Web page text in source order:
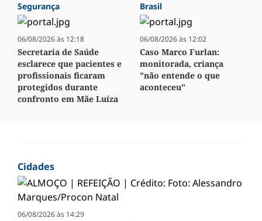
Segurança
06/08/2026 às 12:18
Secretaria de Saúde
esclarece que pacientes e
profissionais ficaram
protegidos durante
confronto em Mãe Luíza
Brasil
06/08/2026 às 12:02
Caso Marco Furlan:
monitorada, criança
"não entende o que
aconteceu"
Cidades
06/08/2026 às 14:29